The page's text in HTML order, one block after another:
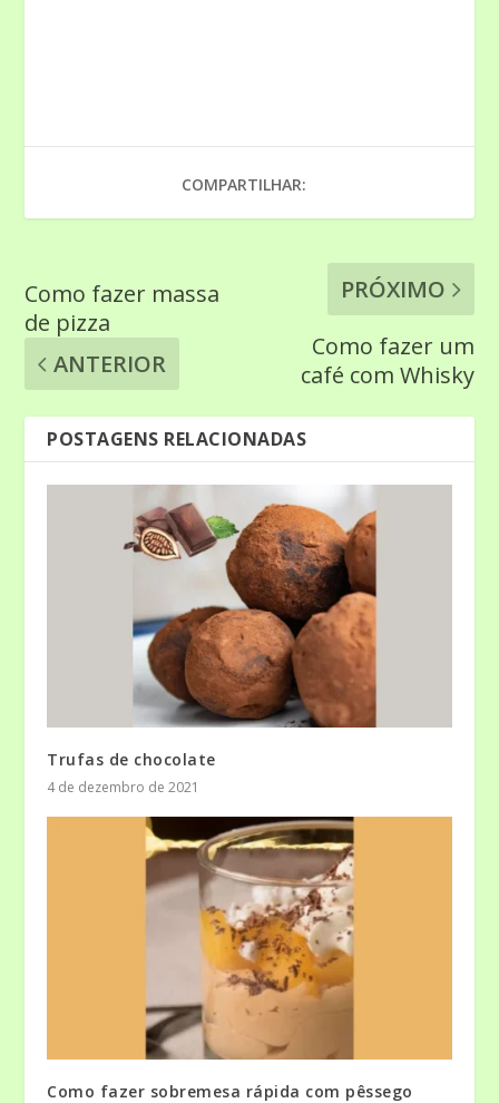
COMPARTILHAR:
Como fazer massa
de pizza
ANTERIOR
PRÓXIMO
Como fazer um
café com Whisky
POSTAGENS RELACIONADAS
Trufas de chocolate
4 de dezembro de 2021
Como fazer sobremesa rápida com pêssego